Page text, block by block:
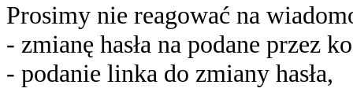
Prosimy nie reagować na
- zmianę hasła na podane przez
- podanie linka do zmiany hasła,